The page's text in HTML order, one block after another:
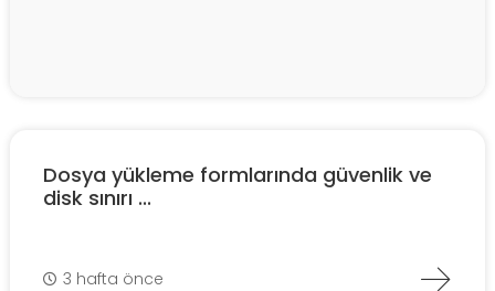
Dosya yükleme formlarında güvenlik ve
disk sınırı ...
3 hafta önce